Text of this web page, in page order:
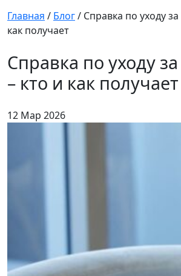
Главная / Блог/ Справка по уходу
как получает
Справка по уходу
– кто и как получает
12 Мар 2026